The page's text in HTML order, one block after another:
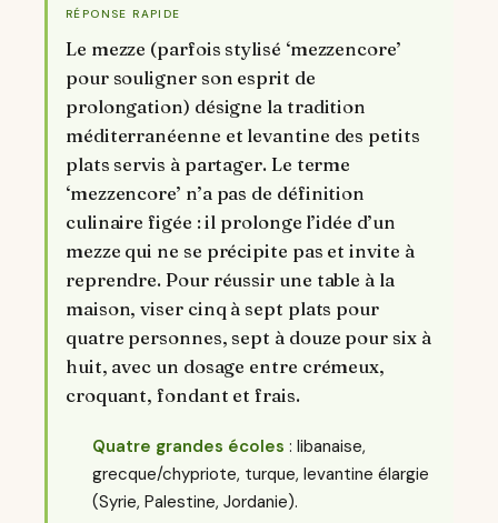
RÉPONSE RAPIDE
Le mezze (parfois stylisé ‘mezzencore’
pour souligner son esprit de
prolongation) désigne la tradition
méditerranéenne et levantine des petits
plats servis à partager. Le terme
‘mezzencore’ n’a pas de définition
culinaire figée : il prolonge l’idée d’un
mezze qui ne se précipite pas et invite à
reprendre. Pour réussir une table à la
maison, viser cinq à sept plats pour
quatre personnes, sept à douze pour six à
huit, avec un dosage entre crémeux,
croquant, fondant et frais.
Quatre grandes écoles : libanaise,
grecque/chypriote, turque, levantine élargie
(Syrie, Palestine, Jordanie).